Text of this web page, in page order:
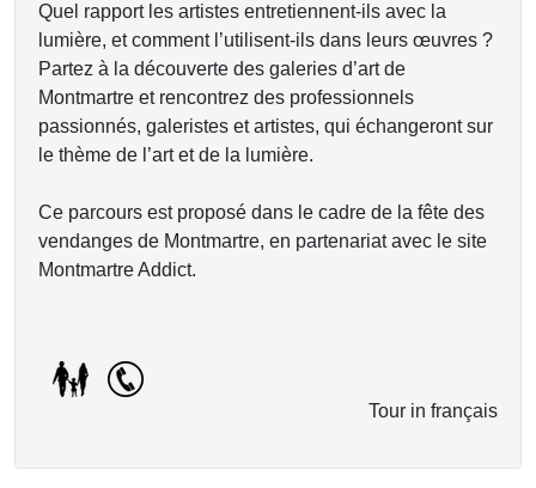
Quel rapport les artistes entretiennent-ils avec la
lumière, et comment l’utilisent-ils dans leurs œuvres ?
Partez à la découverte des galeries d’art de
Montmartre et rencontrez des professionnels
passionnés, galeristes et artistes, qui échangeront sur
le thème de l’art et de la lumière.
Ce parcours est proposé dans le cadre de la fête des
vendanges de Montmartre, en partenariat avec le site
Montmartre Addict.
Tour in français